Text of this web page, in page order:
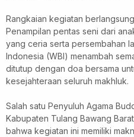
Rangkaian kegiatan
Penampilan pentas seni dari
yang ceria serta persembahan
Indonesia (WBI) menambah
ditutup dengan doa bersama
kesejahteraan seluruh makhluk.
Salah satu Penyuluh Agama
Kabupaten Tulang Bawang
bahwa kegiatan ini memiliki